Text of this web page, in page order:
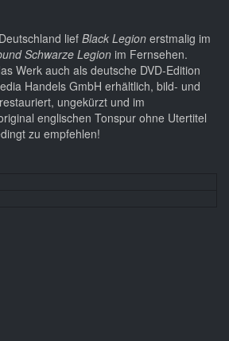
liefBlack Legion erstmalig im
Schwarze Legion im Fernsehen.
Werk auch als deutsche DVD-Edition
Handels GmbH erhältlich, bild- und
ungekürzt und im
englischen Tonspur ohne Utertitel
zu empfehlen!